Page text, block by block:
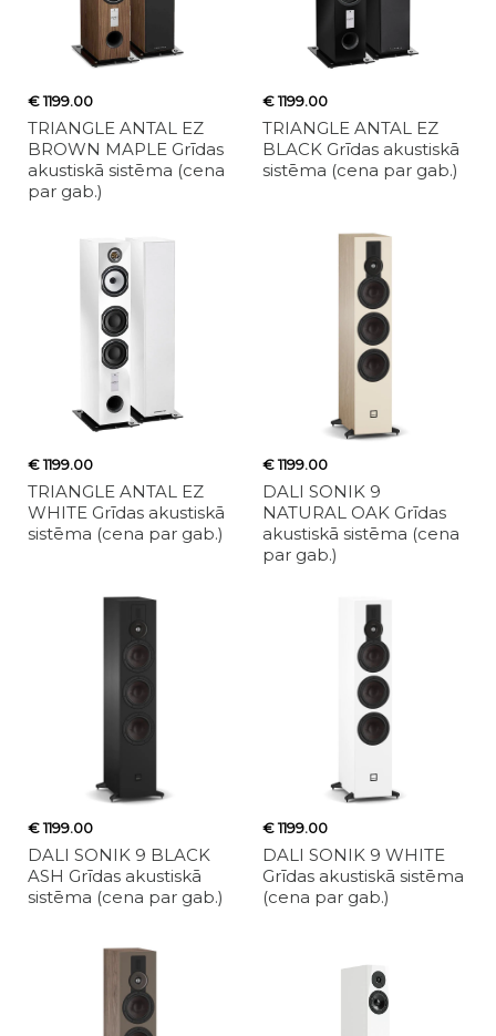
€ 1199.00
TRIANGLE ANTAL EZ
BROWN MAPLE Grīdas
akustiskā sistēma (cena
par gab.)
€ 1199.00
TRIANGLE ANTAL EZ
BLACK Grīdas akustiskā
sistēma (cena par gab.)
€ 1199.00
TRIANGLE ANTAL EZ
WHITE Grīdas akustiskā
sistēma (cena par gab.)
€ 1199.00
DALI SONIK 9
NATURAL OAK Grīdas
akustiskā sistēma (cena
par gab.)
€ 1199.00
DALI SONIK 9 BLACK
ASH Grīdas akustiskā
sistēma (cena par gab.)
€ 1199.00
DALI SONIK 9 WHITE
Grīdas akustiskā sistēma
(cena par gab.)